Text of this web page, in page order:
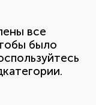
все
было